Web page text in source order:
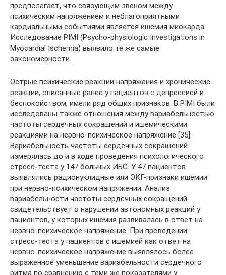
предполагает, что связующим звеном между
психическим напряжением и неблагоприятными
кардиальными событиями является ишемия миокарда.
Исследование PIMI (Psycho-physiologic Investigations in
Myocardial Ischemia) выявило те же самые
закономерности.
Острые психические реакции напряжения и хронические
реакции, описанные ранее у пациентов с депрессией и
беспокойством, имели ряд общих признаков. В PIMI были
исследованы также отношения между вариабельностью
частоты сердечных сокращений и ишемическими
реакциями на нервно-психическое напряжение [35].
Вариабельность частоты сердечных сокращений
измерялась до и в ходе проведения психологического
стресс-теста у 147 больных ИБС. У 47 пациентов
выявлялись радионуклидные или ЭКГ-признаки ишемии
при нервно-психическом напряжении. Анализ
вариабельности частоты сердечных сокращений
свидетельствует о нарушении автономных реакций у
пациентов, у которых ишемия развивалась в ответ на
нервно-психическое напряжение. При проведении
стресс-теста у пациентов с ишемией как ответ на
нервно-психическое напряжение выявлялось более
выраженное уменьшение вариабельности сердечного
ритма по сравнению с теми же показателями у